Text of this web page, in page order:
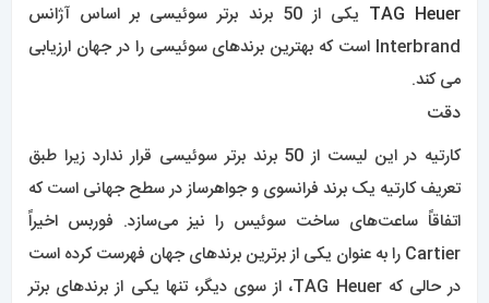
TAG Heuer
یکی از 50 برند برتر سوئیسی بر اساس آژانس
Interbrand است که بهترین برندهای سوئیسی را در جهان ارزیابی
می کند.
دقت
کارتیه در این لیست از 50 برند برتر سوئیسی قرار ندارد زیرا طبق
تعریف کارتیه یک برند فرانسوی و جواهرساز در سطح جهانی است که
اتفاقاً ساعت‌های ساخت سوئیس را نیز می‌سازد. فوربس اخیراً
Cartier را به عنوان یکی از برترین برندهای جهان فهرست کرده است
در حالی که TAG Heuer، از سوی دیگر، تنها یکی از برندهای برتر